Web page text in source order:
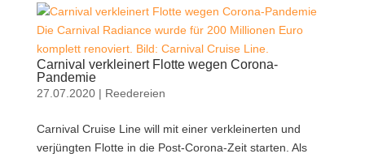
Die Carnival Radiance wurde für 200 Millionen Euro
komplett renoviert. Bild: Carnival Cruise Line.
Carnival verkleinert Flotte wegen Corona-
Pandemie
27.07.2020| Reedereien
Carnival Cruise Line will mit einer verkleinerten und
verjüngten Flotte in die Post-Corona-Zeit starten. Als